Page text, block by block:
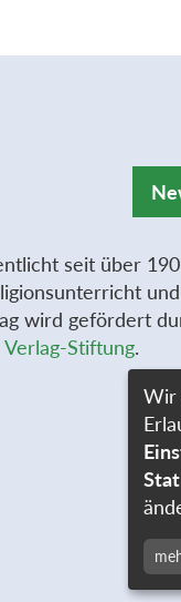
seit über 190
wird gefördert
Verlag-Stiftung.
Wir